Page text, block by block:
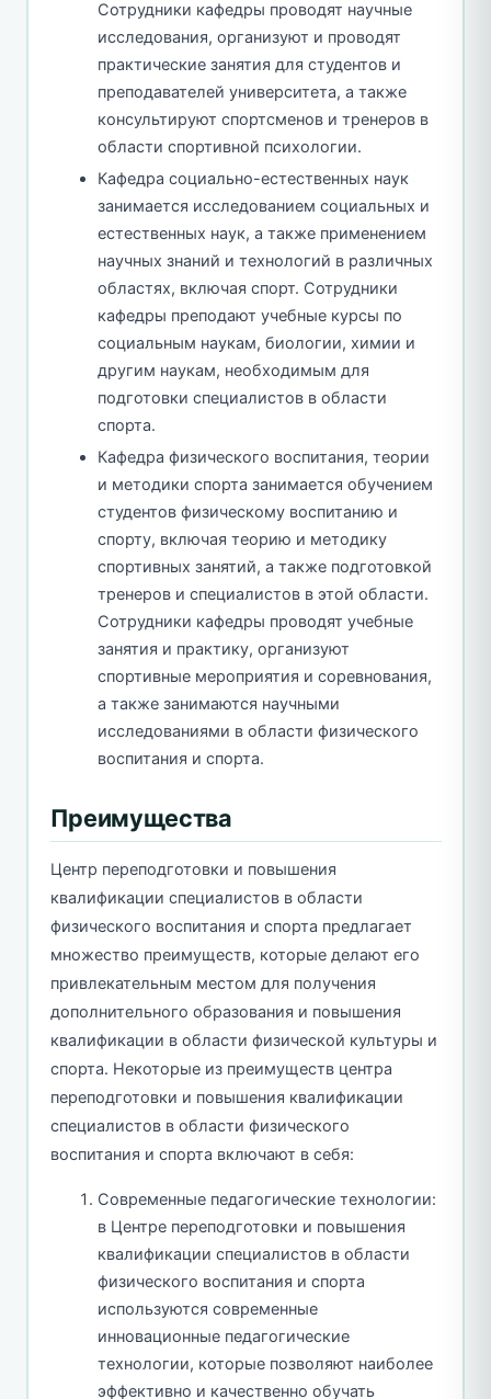
Сотрудники кафедры проводят научные
исследования, организуют и проводят
практические занятия для студентов и
преподавателей университета, а также
консультируют спортсменов и тренеров в
области спортивной психологии.
Кафедра социально-естественных наук
занимается исследованием социальных и
естественных наук, а также применением
научных знаний и технологий в различных
областях, включая спорт. Сотрудники
кафедры преподают учебные курсы по
социальным наукам, биологии, химии и
другим наукам, необходимым для
подготовки специалистов в области
спорта.
Кафедра физического воспитания, теории
и методики спорта занимается обучением
студентов физическому воспитанию и
спорту, включая теорию и методику
спортивных занятий, а также подготовкой
тренеров и специалистов в этой области.
Сотрудники кафедры проводят учебные
занятия и практику, организуют
спортивные мероприятия и соревнования,
а также занимаются научными
исследованиями в области физического
воспитания и спорта.
Преимущества
Центр переподготовки и повышения
квалификации специалистов в области
физического воспитания и спорта предлагает
множество преимуществ, которые делают его
привлекательным местом для получения
дополнительного образования и повышения
квалификации в области физической культуры и
спорта. Некоторые из преимуществ центра
переподготовки и повышения квалификации
специалистов в области физического
воспитания и спорта включают в себя:
Современные педагогические технологии:
в Центре переподготовки и повышения
квалификации специалистов в области
физического воспитания и спорта
используются современные
инновационные педагогические
технологии, которые позволяют наиболее
эффективно и качественно обучать